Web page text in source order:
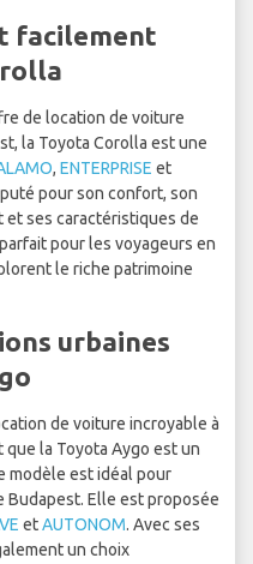
facilement
de location de voiture
la Toyota Corolla est une
, ENTERPRISE et
pour son confort, son
ses caractéristiques de
pour les voyageurs en
le riche patrimoine
urbaines
de voiture incroyable à
la Toyota Aygo est un
modèle est idéal pour
Budapest. Elle est proposée
etAUTONOM. Avec ses
un choix